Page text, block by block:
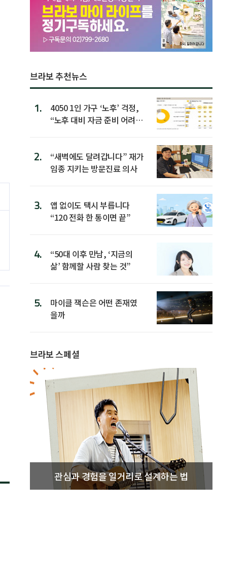
브라보 추천뉴스
1.
4050 1인 가구 ‘노후’ 걱정,
“노후 대비 자금 준비 어려
2.
“새벽에도 달려갑니다” 재가
임종 지키는 방문진료 의사
3.
앱 없이도 택시 부릅니다
“120 전화 한 통이면 끝”
4.
“50대 이후 만남, ‘지금의
삶’ 함께할 사람 찾는 것”
5.
마이클 잭슨은 어떤 존재였
을까
브라보 스페셜
관심과 경험을 일거리로 설계하는 법